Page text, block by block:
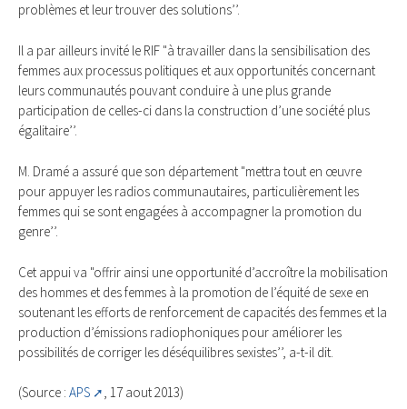
problèmes et leur trouver des solutions’’.
Il a par ailleurs invité le RIF "à travailler dans la sensibilisation des
femmes aux processus politiques et aux opportunités concernant
leurs communautés pouvant conduire à une plus grande
participation de celles-ci dans la construction d’une société plus
égalitaire’’.
M. Dramé a assuré que son département "mettra tout en œuvre
pour appuyer les radios communautaires, particulièrement les
femmes qui se sont engagées à accompagner la promotion du
genre’’.
Cet appui va "offrir ainsi une opportunité d’accroître la mobilisation
des hommes et des femmes à la promotion de l’équité de sexe en
soutenant les efforts de renforcement de capacités des femmes et la
production d’émissions radiophoniques pour améliorer les
possibilités de corriger les déséquilibres sexistes’’, a-t-il dit.
(Source : APS , 17 aout 2013)